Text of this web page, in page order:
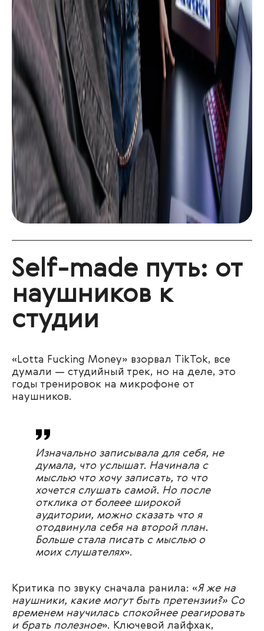
Self-made путь: от
наушников к
студии
«Lotta Fucking Money» взорвал TikTok, все
думали — студийный трек, но на деле, это
годы тренировок на микрофоне от
наушников.
Изначально записывала для себя, не
думала, что услышат. Начинала с
мыслью что хочу записать, то что
хочется слушать самой. Но после
отклика от болеее широкой
аудитории, можно сказать что я
отодвинула себя на второй план.
Больше стала писать с мыслью о
моих слушателях».
Критика по звуку сначала ранила: «Я же на
наушники, какие могут быть претензии?» Со
временем научилась спокойнее реагировать
и брать полезное». Ключевой лайфхак,